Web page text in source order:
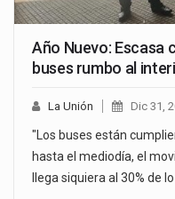
Año Nuevo: Escasa
buses rumbo al
La Unión Dic 31,
"Los buses están
hasta el mediodía, el
llega siquiera al 30% de